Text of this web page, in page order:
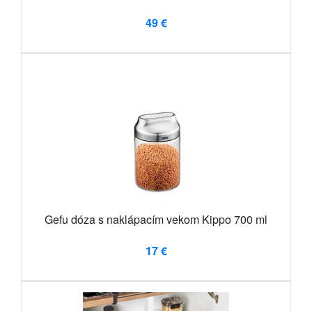
49 €
Gefu dóza s naklápacím vekom Kippo 700 ml
17 €